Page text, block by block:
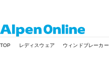
Online
TOP レディスウェア ウィンドブレーカー